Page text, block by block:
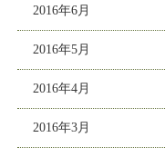
2016年6月
2016年5月
2016年4月
2016年3月